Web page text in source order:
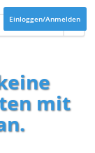
Einloggen/Anmelden
mit